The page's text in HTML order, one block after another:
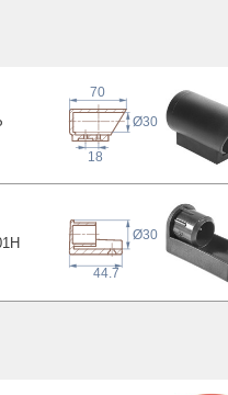
Ø30
18
70
1H
44.7
Ø30